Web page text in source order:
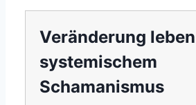
Veränderung
systemischem
Schamanismus